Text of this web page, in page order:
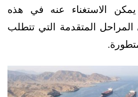
يمكن الاستغناء عنه في هذه
المتقدمة التي تتطلب